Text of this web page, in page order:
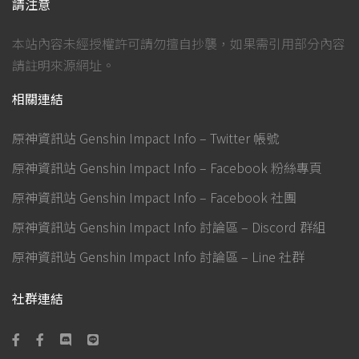
請注意
本站內容未經授權許可請勿擅自抄襲，如果需引用部分內容
請註明來源網址。
相關連結
原神資訊站 Genshin Impact Info – Twitter 帳號
原神資訊站 Genshin Impact Info – Facebook 粉絲專頁
原神資訊站 Genshin Impact Info – Facebook 社團
原神資訊站 Genshin Impact Info 討論區 – Discord 群組
原神資訊站 Genshin Impact Info 討論區 – Line 社群
社群連結